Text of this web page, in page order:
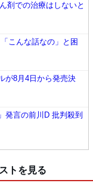
剤での治療はしないと
こんな話なの」と困
が8月4日から発売決
発言の前川D 批判殺到
トを見る